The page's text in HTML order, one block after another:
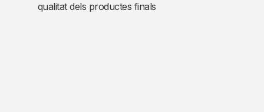
qualitat dels productes finals